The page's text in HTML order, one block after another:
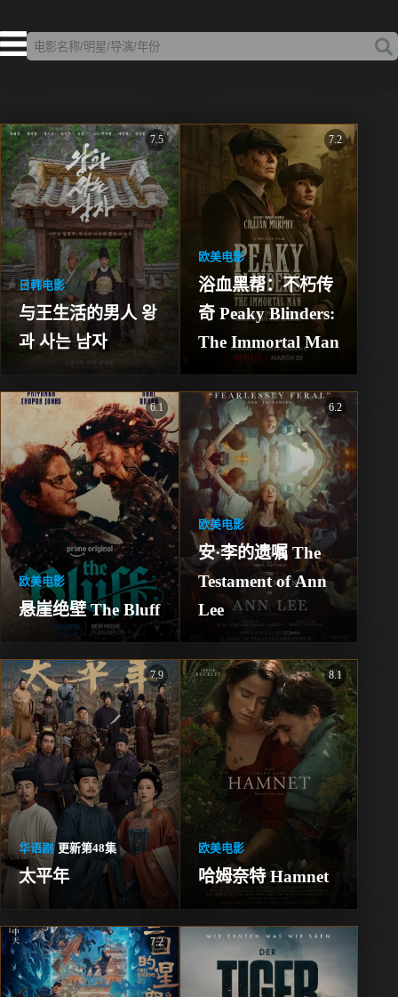
7.5
日韩电影
与王生活的男人 왕
과 사는 남자
7.2
欧美电影
浴血黑帮：不朽传
奇 Peaky Blinders:
The Immortal Man
6.1
欧美电影
悬崖绝壁 The Bluff
6.2
欧美电影
安·李的遗嘱 The
Testament of Ann
Lee
7.9
华语剧 更新第48集
太平年
8.1
欧美电影
哈姆奈特 Hamnet
7.2